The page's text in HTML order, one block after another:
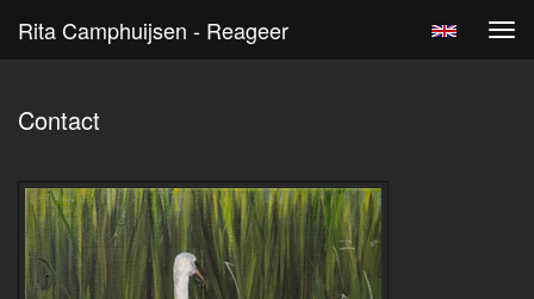
Rita Camphuijsen - Reageer
Contact